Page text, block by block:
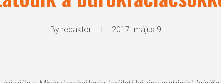
By redaktor 2017. május 9.